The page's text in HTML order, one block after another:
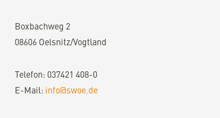
Boxbachweg 2
08606 Oelsnitz/Vogtland
Telefon: 037421 408-0
E-Mail: info@swoe.de